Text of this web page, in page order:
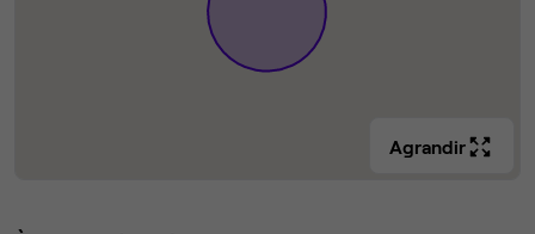
Agrandir